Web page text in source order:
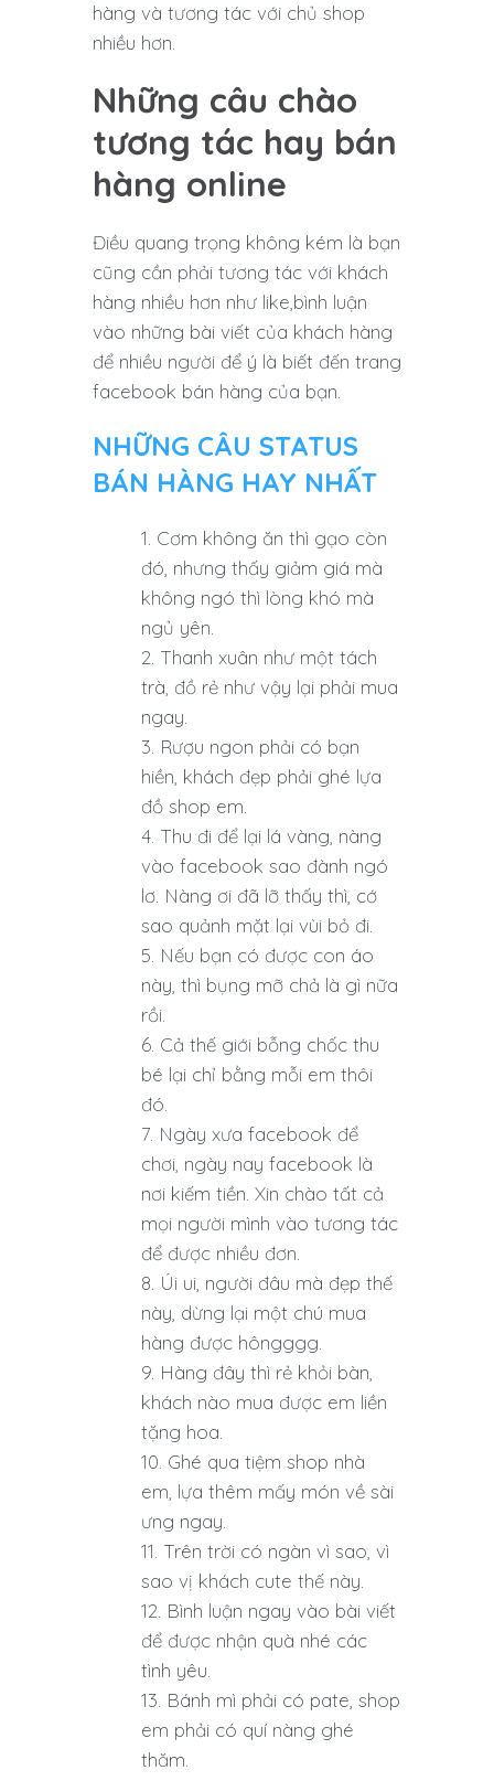
hàng và tương tác với chủ shop
nhiều hơn.
Những câu chào
tương tác hay bán
hàng online
Điều quang trọng không kém là bạn
cũng cần phải tương tác với khách
hàng nhiều hơn như like,bình luận
vào những bài viết của khách hàng
để nhiều người để ý là biết đến trang
facebook bán hàng của bạn.
NHỮNG CÂU STATUS
BÁN HÀNG HAY NHẤT
Cơm không ăn thì gạo còn
đó, nhưng thấy giảm giá mà
không ngó thì lòng khó mà
ngủ yên.
Thanh xuân như một tách
trà, đồ rẻ như vậy lại phải mua
ngay.
Rượu ngon phải có bạn
hiền, khách đẹp phải ghé lựa
đồ shop em.
Thu đi để lại lá vàng, nàng
vào facebook sao đành ngó
lơ. Nàng ơi đã lỡ thấy thì, cớ
sao quảnh mặt lại vùi bỏ đi.
Nếu bạn có được con áo
này, thì bụng mỡ chả là gì nữa
rồi.
Cả thế giới bỗng chốc thu
bé lại chỉ bằng mỗi em thôi
đó.
Ngày xưa facebook để
chơi, ngày nay facebook là
nơi kiếm tiền. Xin chào tất cả
mọi người mình vào tương tác
để được nhiều đơn.
Úi ui, người đâu mà đẹp thế
này, dừng lại một chú mua
hàng được hôngggg.
Hàng đây thì rẻ khỏi bàn,
khách nào mua được em liền
tặng hoa.
Ghé qua tiệm shop nhà
em, lựa thêm mấy món về sài
ưng ngay.
Trên trời có ngàn vì sao, vì
sao vị khách cute thế này.
Bình luận ngay vào bài viết
để được nhận quà nhé các
tình yêu.
Bánh mì phải có pate, shop
em phải có quí nàng ghé
thăm.